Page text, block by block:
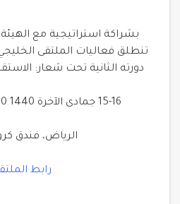
بشراكة استراتيجية مع الهيئة
تنطلق فعاليات الملتقى الخليجي
دورته الثانية تحت شعار:
15-16 جمادى الآخرة 1440 20-21 فبراير 2019م
الرياض، فندق كروان
رابط الملتقى